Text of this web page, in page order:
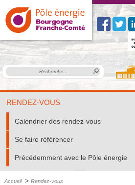
RENDEZ-VOUS
Calendrier des rendez-vous
Se faire référencer
Précédemment avec le Pôle énergie
Accueil > Rendez-vous